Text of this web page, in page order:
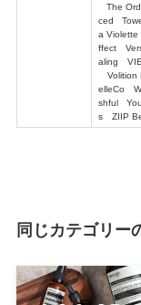
The
ced
a
ffect
aling
Volition
elleCo
shful
s ZIIP
同じカテゴリー